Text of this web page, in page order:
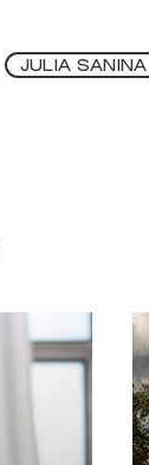
JULIA SANINA